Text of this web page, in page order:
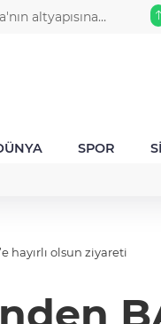
- Denizli Opera ve
0,0018
SPOR
hayırlı olsun ziyareti